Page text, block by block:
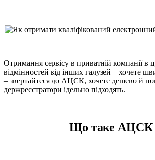
Отримання сервісу в приватній компанії в
відмінностей від інших галузей – хочете
– звертайтеся до АЦСК, хочете дешево й
держреєстратори ідельно підходять.
Що таке АЦСК